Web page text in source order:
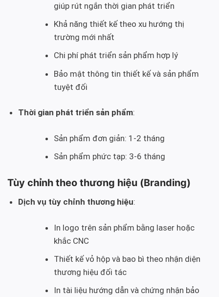
giúp rút ngắn thời gian phát triển
Khả năng thiết kế theo xu hướng thị
trường mới nhất
Chi phí phát triển sản phẩm hợp lý
Bảo mật thông tin thiết kế và sản phẩm
tuyệt đối
Thời gian phát triển sản phẩm:
Sản phẩm đơn giản: 1-2 tháng
Sản phẩm phức tạp: 3-6 tháng
Tùy chỉnh theo thương hiệu (Branding)
Dịch vụ tùy chỉnh thương hiệu:
In logo trên sản phẩm bằng laser hoặc
khắc CNC
Thiết kế vỏ hộp và bao bì theo nhận diện
thương hiệu đối tác
In tài liệu hướng dẫn và chứng nhận bảo